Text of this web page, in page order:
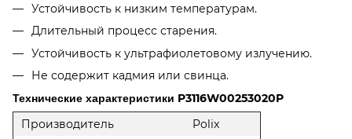
Устойчивость к низким температурам.
Длительный процесс старения.
Устойчивость к ультрафиолетовому излучению.
Не содержит кадмия или свинца.
Технические характеристики P3116W00253020P
Производитель
Polix